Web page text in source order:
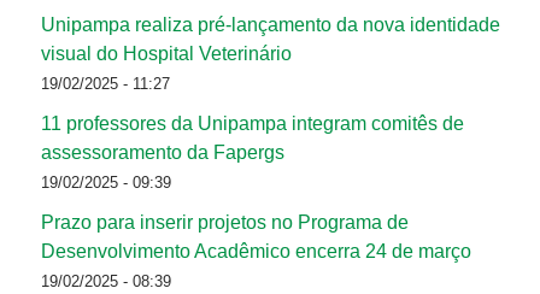
Unipampa realiza pré-lançamento da nova identidade
visual do Hospital Veterinário
19/02/2025 - 11:27
11 professores da Unipampa integram comitês de
assessoramento da Fapergs
19/02/2025 - 09:39
Prazo para inserir projetos no Programa de
Desenvolvimento Acadêmico encerra 24 de março
19/02/2025 - 08:39